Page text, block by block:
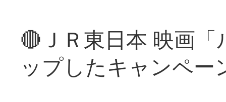
🔴ＪＲ東日本 映画
ップしたキャンペー